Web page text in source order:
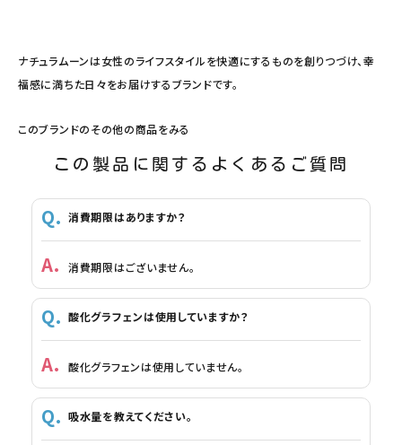
ナチュラムーンは女性のライフスタイルを快適にするものを創りつづけ、幸
福感に満ちた日々をお届けするブランドです。
このブランドのその他の商品をみる
この製品に関するよくあるご質問
消費期限はありますか？
消費期限はございません。
酸化グラフェンは使用していますか？
酸化グラフェンは使用していません。
吸水量を教えてください。